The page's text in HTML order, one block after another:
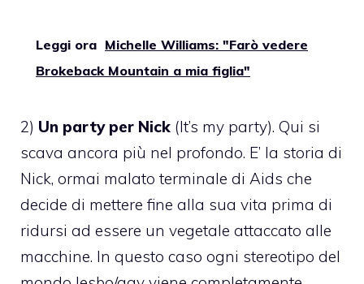
Leggi ora Michelle Williams: "Farò vedere
Brokeback Mountain a mia figlia"
2) Un party per Nick (It’s my party). Qui si
scava ancora più nel profondo. E’ la storia di
Nick, ormai malato terminale di Aids che
decide di mettere fine alla sua vita prima di
ridursi ad essere un vegetale attaccato alle
macchine. In questo caso ogni stereotipo del